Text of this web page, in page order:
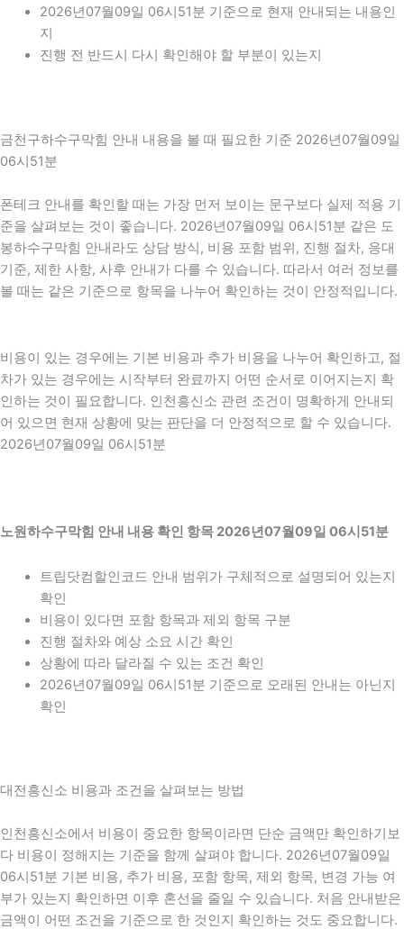
2026년07월09일 06시51분 기준으로 현재 안내되는 내용인
지
진행 전 반드시 다시 확인해야 할 부분이 있는지
금천구하수구막힘 안내 내용을 볼 때 필요한 기준 2026년07월09일
06시51분
폰테크 안내를 확인할 때는 가장 먼저 보이는 문구보다 실제 적용 기
준을 살펴보는 것이 좋습니다. 2026년07월09일 06시51분 같은 도
봉하수구막힘 안내라도 상담 방식, 비용 포함 범위, 진행 절차, 응대
기준, 제한 사항, 사후 안내가 다를 수 있습니다. 따라서 여러 정보를
볼 때는 같은 기준으로 항목을 나누어 확인하는 것이 안정적입니다.
비용이 있는 경우에는 기본 비용과 추가 비용을 나누어 확인하고, 절
차가 있는 경우에는 시작부터 완료까지 어떤 순서로 이어지는지 확
인하는 것이 필요합니다. 인천흥신소 관련 조건이 명확하게 안내되
어 있으면 현재 상황에 맞는 판단을 더 안정적으로 할 수 있습니다.
2026년07월09일 06시51분
노원하수구막힘 안내 내용 확인 항목 2026년07월09일 06시51분
트립닷컴할인코드 안내 범위가 구체적으로 설명되어 있는지
확인
비용이 있다면 포함 항목과 제외 항목 구분
진행 절차와 예상 소요 시간 확인
상황에 따라 달라질 수 있는 조건 확인
2026년07월09일 06시51분 기준으로 오래된 안내는 아닌지
확인
대전흥신소 비용과 조건을 살펴보는 방법
인천흥신소에서 비용이 중요한 항목이라면 단순 금액만 확인하기보
다 비용이 정해지는 기준을 함께 살펴야 합니다. 2026년07월09일
06시51분 기본 비용, 추가 비용, 포함 항목, 제외 항목, 변경 가능 여
부가 있는지 확인하면 이후 혼선을 줄일 수 있습니다. 처음 안내받은
금액이 어떤 조건을 기준으로 한 것인지 확인하는 것도 중요합니다.